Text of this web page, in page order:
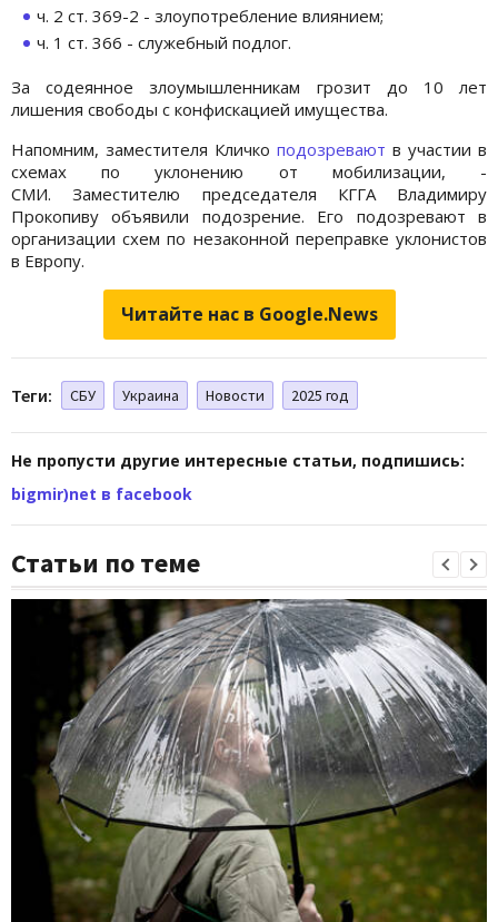
ч. 2 ст. 369-2 - злоупотребление влиянием;
ч. 1 ст. 366 - служебный подлог.
За содеянное злоумышленникам грозит до 10 лет
лишения свободы с конфискацией имущества.
Напомним, заместителя Кличко подозревают в участии в
схемах по уклонению от мобилизации, -
СМИ. Заместителю председателя КГГА Владимиру
Прокопиву объявили подозрение. Его подозревают в
организации схем по незаконной переправке уклонистов
в Европу.
Читайте нас в Google.News
Теги: СБУ Украина Новости 2025 год
Не пропусти другие интересные статьи, подпишись:
bigmir)net в facebook
Статьи по теме